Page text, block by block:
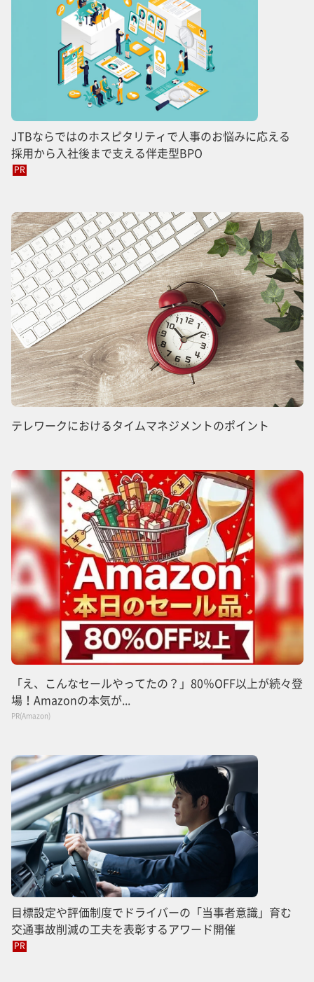
JTBならではのホスピタリティで人事のお悩みに応える
採用から入社後まで支える伴走型BPO
PR
テレワークにおけるタイムマネジメントのポイント
「え、こんなセールやってたの？」80％OFF以上が続々登
場！Amazonの本気が...
PR(Amazon)
目標設定や評価制度でドライバーの「当事者意識」育む
交通事故削減の工夫を表彰するアワード開催
PR